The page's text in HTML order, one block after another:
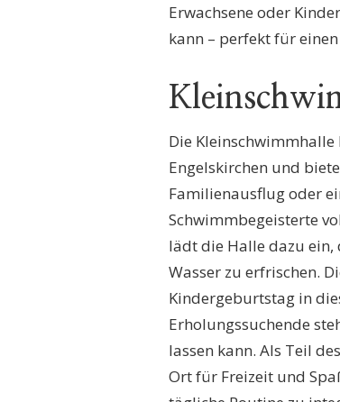
Erwachsene oder
kann – perfekt für
Die
Engelskirchen und
Familienausflug oder
Schwimmbegeisterte
lädt die Halle dazu
Wasser zu erfrischen.
Kindergeburtstag in
Erholungssuchende
lassen kann. Als Teil
Ort für Freizeit und